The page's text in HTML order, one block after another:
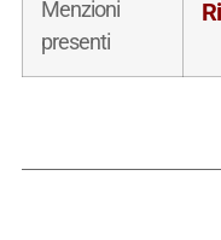
Menzioni
presenti